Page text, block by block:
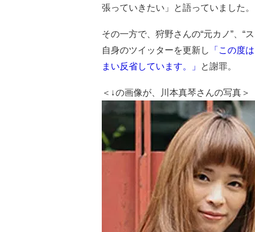
張っていきたい」と語っていました。
その一方で、狩野さんの“元カノ”、“
自身のツイッターを更新し
「この度
まい反省しています。」
と謝罪。
＜↓の画像が、川本真琴さんの写真＞